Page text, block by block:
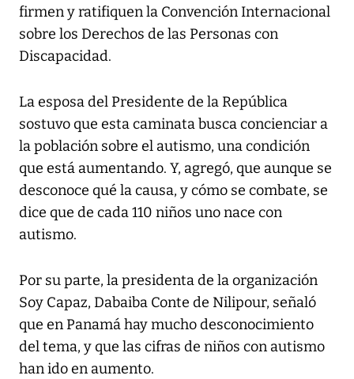
firmen y ratifiquen la Convención Internacional
sobre los Derechos de las Personas con
Discapacidad.
La esposa del Presidente de la República
sostuvo que esta caminata busca concienciar a
la población sobre el autismo, una condición
que está aumentando. Y, agregó, que aunque se
desconoce qué la causa, y cómo se combate, se
dice que de cada 110 niños uno nace con
autismo.
Por su parte, la presidenta de la organización
Soy Capaz, Dabaiba Conte de Nilipour, señaló
que en Panamá hay mucho desconocimiento
del tema, y que las cifras de niños con autismo
han ido en aumento.